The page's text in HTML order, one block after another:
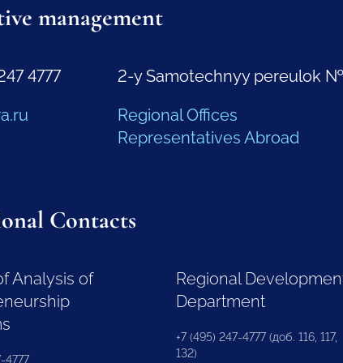
management
4777
2-y Samotechnyy pereulok №
Regional Offices
Representatives Abroad
Contacts
Analysis of
4777
Regional
Department
+7 (495) 247-4777 (доб. 116, 117,
132)